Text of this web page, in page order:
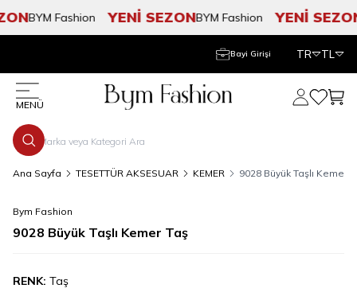
BYM Fashion YENİ SEZONBYM Fashion YENİ SEZON
Bayi Girişi TR TL
MENÜ
Hesabım
Ana Sayfa TESETTÜR AKSESUAR KEMER 9028 Büyük Taşlı Kemer
Bym Fashion
9028 Büyük Taşlı Kemer Taş
RENK: Taş